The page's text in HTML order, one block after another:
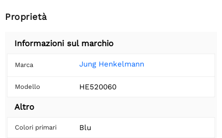
Proprietà
Informazioni sul marchio
Marca Jung Henkelmann
Modello HE520060
Altro
Colori primari Blu